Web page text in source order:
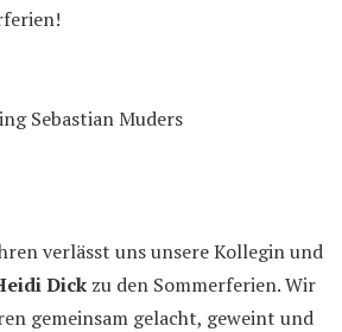
Sebastian Muders
verlässt uns unsere Kollegin und
Dick zu den Sommerferien. Wir
gemeinsam gelacht, geweint und